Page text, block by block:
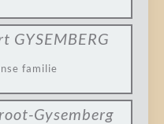
GYSEMBERG
familie
Gysemberg